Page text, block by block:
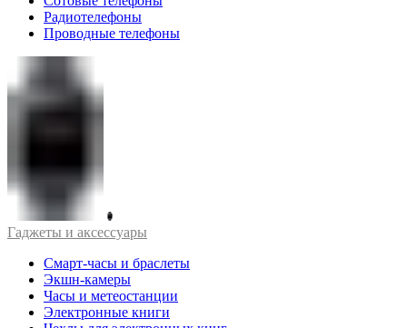
Радиотелефоны
Проводные телефоны
Гаджеты и аксессуары
Смарт-часы и браслеты
Экшн-камеры
Часы и метеостанции
Электронные книги